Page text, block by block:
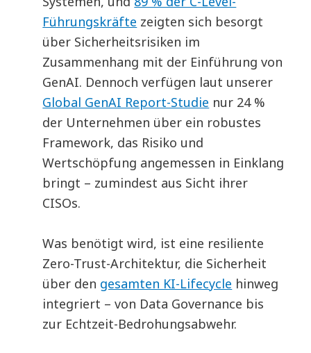
Führungskräfte zeigten sich besorgt
über Sicherheitsrisiken im
Zusammenhang mit der Einführung von
GenAI. Dennoch verfügen laut unserer
Global GenAI Report-Studie nur 24 %
der Unternehmen über ein robustes
Framework, das Risiko und
Wertschöpfung angemessen in Einklang
bringt – zumindest aus Sicht ihrer
CISOs.
Was benötigt wird, ist eine resiliente
Zero-Trust-Architektur, die Sicherheit
über den gesamten KI-Lifecycle hinweg
integriert – von Data Governance bis
zur Echtzeit-Bedrohungsabwehr.